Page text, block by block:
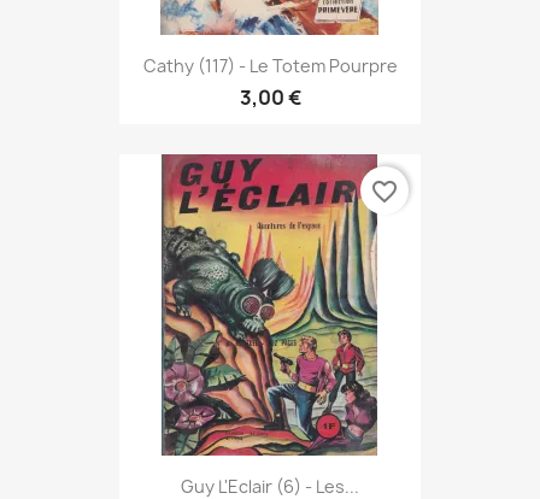
Cathy (117) - Le Totem Pourpre
3,00 €
Guy L'Eclair (6) - Les...
favorite_border